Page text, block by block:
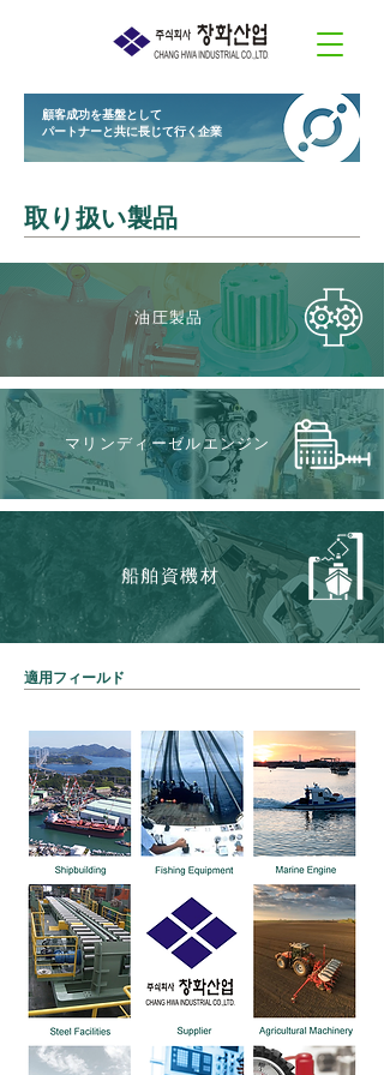
顧客成功を基盤として
パートナーと共に長じて行く企業
取り扱い​製品
油圧製品
マリンディーゼルエンジン
船舶資機材
適用フィールド